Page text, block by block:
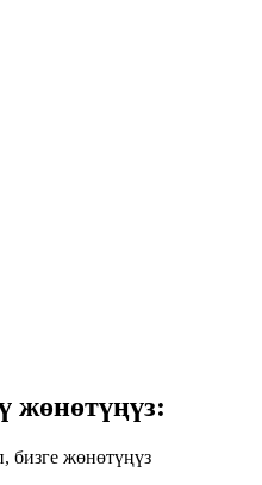
жөнөтүңүз:
бизге жөнөтүңүз